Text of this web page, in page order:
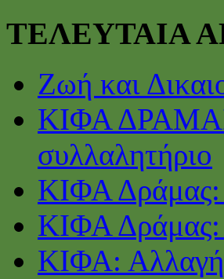
ΤΕΛΕΥΤΑΙΑ
Ζωή και
ΚΙΦΑ
συλλαλητήριο
ΚΙΦΑ Δράμας:
ΚΙΦΑ Δράμας:
ΚΙΦΑ: Αλλαγή